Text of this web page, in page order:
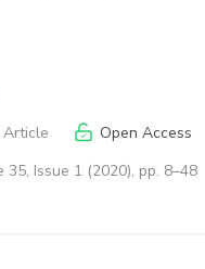
Article
Open Access
35, Issue 1 (2020), pp. 8–48